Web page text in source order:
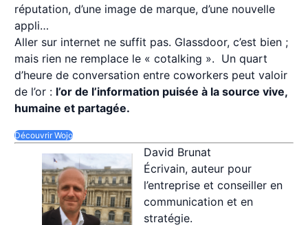
réputation, d’une image de marque, d’une nouvelle
appli…
Aller sur internet ne suffit pas. Glassdoor, c’est bien ;
mais rien ne remplace le « cotalking ». Un quart
d’heure de conversation entre coworkers peut valoir
de l’or : l’or de l’information puisée à la source vive,
humaine et partagée.
Découvrir Wojo
David Brunat
Écrivain, auteur pour
l’entreprise et conseiller en
communication et en
stratégie.